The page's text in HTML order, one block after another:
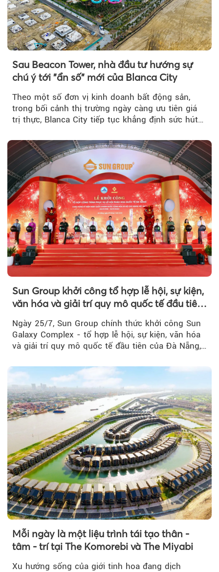
Sau Beacon Tower, nhà đầu tư hướng sự
chú ý tới "ẩn số" mới của Blanca City
Theo một số đơn vị kinh doanh bất động sản,
trong bối cảnh thị trường ngày càng ưu tiên giá
trị thực, Blanca City tiếp tục khẳng định sức hút
Sun Group khởi công tổ hợp lễ hội, sự kiện,
văn hóa và giải trí quy mô quốc tế đầu tiên
Ngày 25/7, Sun Group chính thức khởi công Sun
Galaxy Complex - tổ hợp lễ hội, sự kiện, văn hóa
và giải trí quy mô quốc tế đầu tiên của Đà Nẵng,…
Mỗi ngày là một liệu trình tái tạo thân -
tâm - trí tại The Komorebi và The Miyabi
Xu hướng sống của giới tinh hoa đang dịch